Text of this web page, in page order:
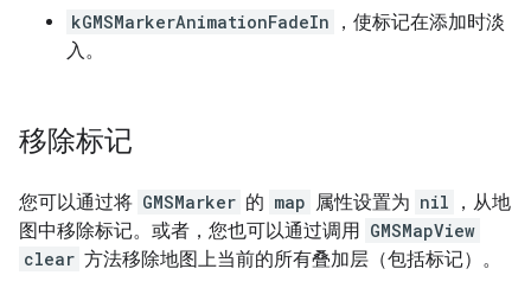
kGMSMarkerAnimationFadeIn
，使标记在添加时淡
入。
移除标记
您可以通过将 GMSMarker 的 map 属性设置为 nil
，从地
图中移除标记。或者，您也可以通过调用 GMSMapView
clear 方法移除地图上当前的所有叠加层（包括标记）。